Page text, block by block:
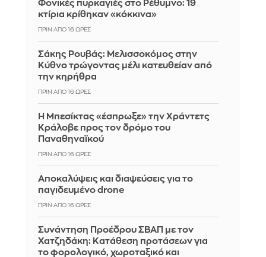
Φονικές πυρκαγιές στο Ρέθυμνο: 19
κτίρια κρίθηκαν «κόκκινα»
ΠΡΙΝ ΑΠΌ 16 ΏΡΕΣ
Σάκης Ρουβάς: Μελισσοκόμος στην
Κύθνο τρώγοντας μέλι κατευθείαν από
την κηρήθρα
ΠΡΙΝ ΑΠΌ 16 ΏΡΕΣ
Η Μπεσίκτας «έσπρωξε» την Χράντετς
Κράλοβε προς τον δρόμο του
Παναθηναϊκού
ΠΡΙΝ ΑΠΌ 16 ΏΡΕΣ
Αποκαλύψεις και διαψεύσεις για το
παγιδευμένο drone
ΠΡΙΝ ΑΠΌ 16 ΏΡΕΣ
Συνάντηση Προέδρου ΣΒΑΠ με τον
Χατζηδάκη: Κατάθεση προτάσεων για
το φορολογικό, χωροταξικό και